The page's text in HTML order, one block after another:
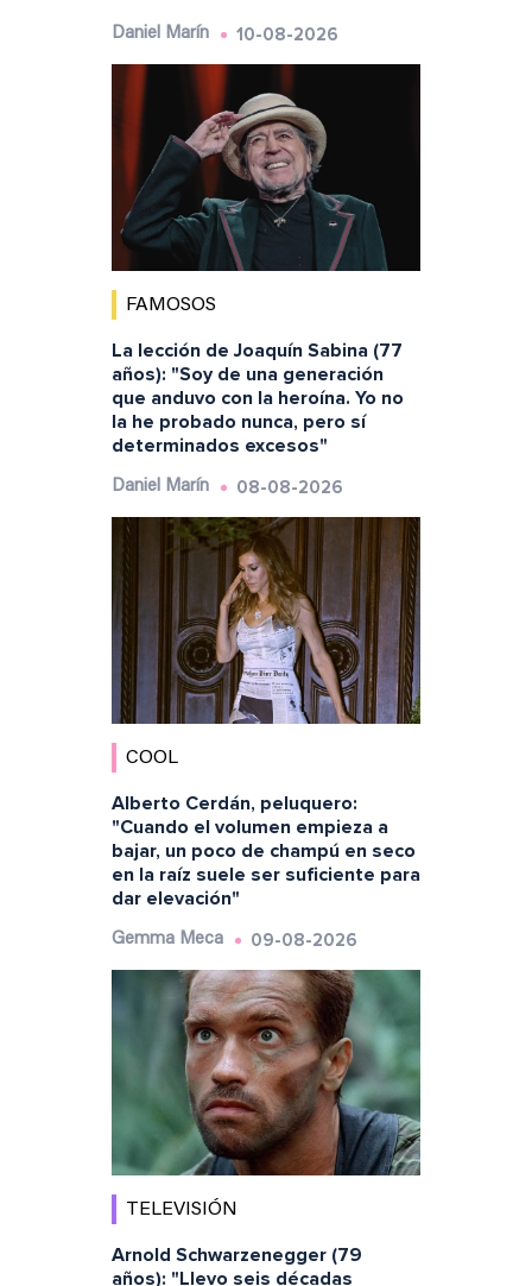
Daniel Marín 10-08-2026
FAMOSOS
La lección de Joaquín Sabina (77
años): "Soy de una generación
que anduvo con la heroína. Yo no
la he probado nunca, pero sí
determinados excesos"
Daniel Marín 08-08-2026
COOL
Alberto Cerdán, peluquero:
"Cuando el volumen empieza a
bajar, un poco de champú en seco
en la raíz suele ser suficiente para
dar elevación"
Gemma Meca 09-08-2026
TELEVISIÓN
Arnold Schwarzenegger (79
años): "Llevo seis décadas